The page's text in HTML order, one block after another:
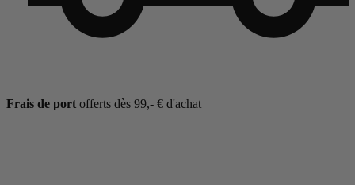
Frais de port offerts dès 99,- € d'achat